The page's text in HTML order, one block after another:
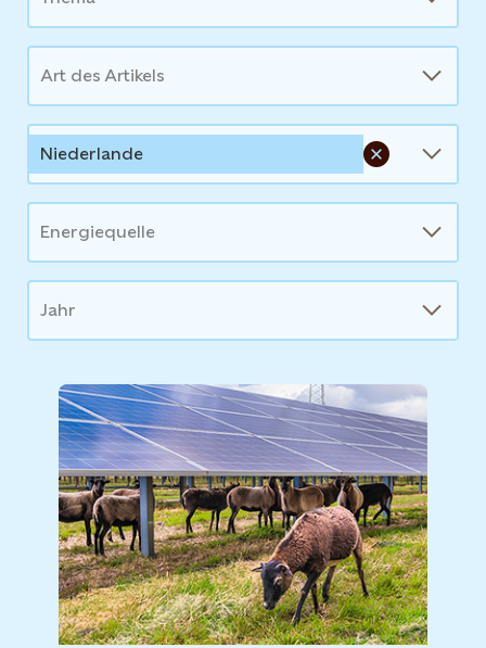
Art des Artikels
Niederlande
Energiequelle
Jahr